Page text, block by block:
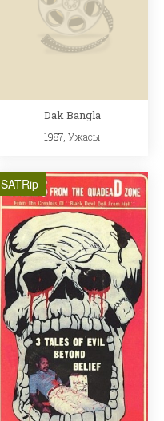
Dak Bangla
1987,Ужасы
SATRip